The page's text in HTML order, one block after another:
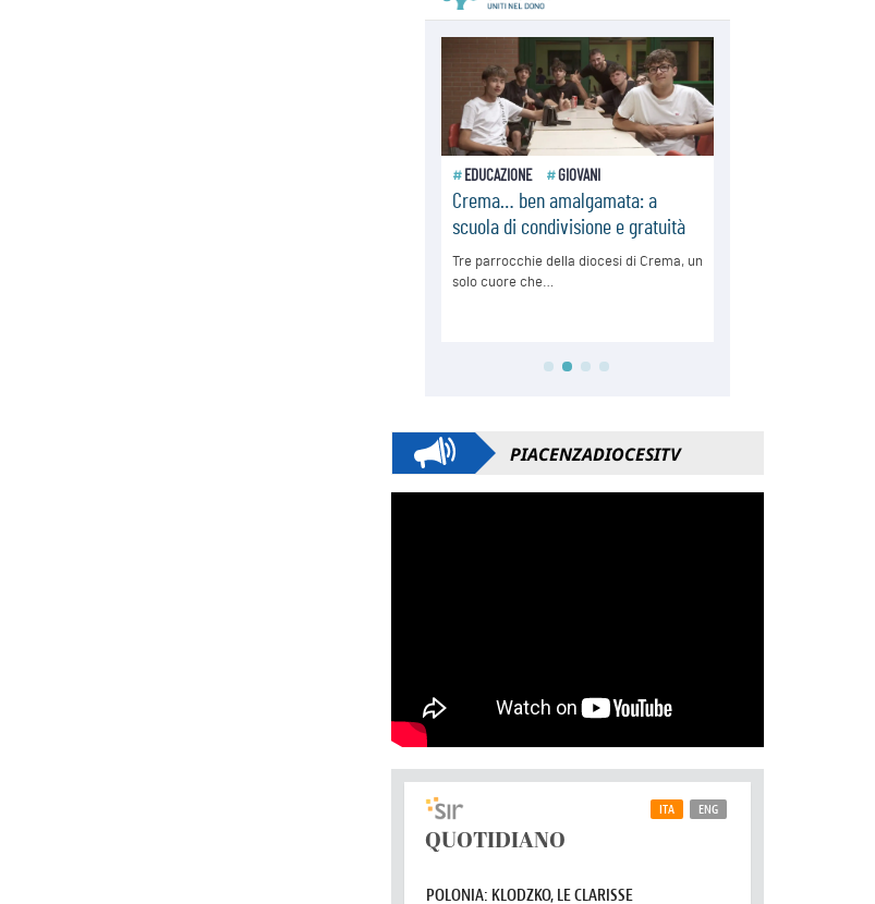
PIACENZADIOCESITV